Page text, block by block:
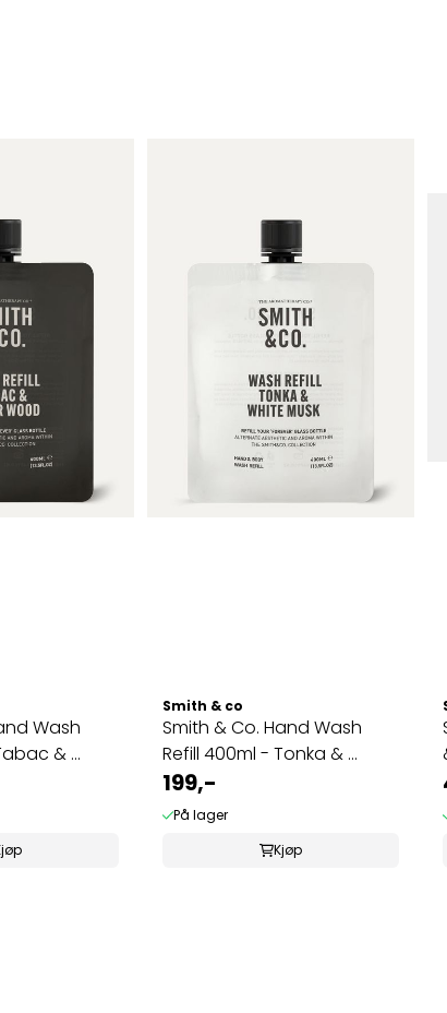
Wash
& ...
Smith & co
Smith & Co. Hand Wash
Refill 400ml - Tonka & ...
199,-
På lager
Kjøp